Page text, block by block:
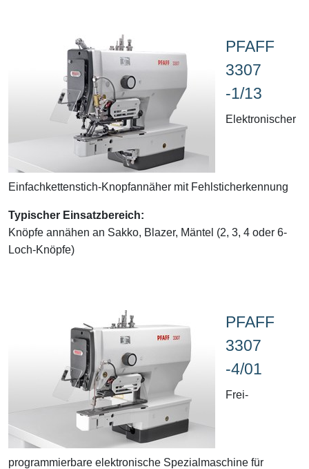
PFAFF
3307
-1/13
Elektronischer
Einfachkettenstich-Knopfannäher mit Fehlsticherkennung
Typischer Einsatzbereich:
Knöpfe annähen an Sakko, Blazer, Mäntel (2, 3, 4 oder 6-
Loch-Knöpfe)
PFAFF
3307
-4/01
Frei-
programmierbare elektronische Spezialmaschine für